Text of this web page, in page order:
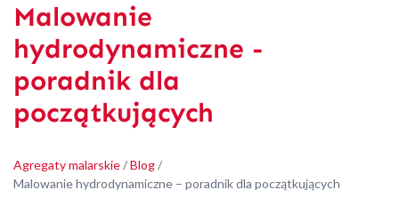
Malowanie
hydrodynamiczne -
poradnik dla
początkujących
Agregaty malarskie/Blog/
Malowanie hydrodynamiczne – poradnik dla początkujących